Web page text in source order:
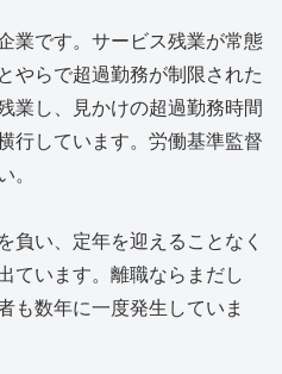
業です。サービス残業が常態
やらで超過勤務が制限された
業し、見かけの超過勤務時間
行しています。労働基準監督
。
負い、定年を迎えることなく
ています。離職ならまだし
も数年に一度発生していま